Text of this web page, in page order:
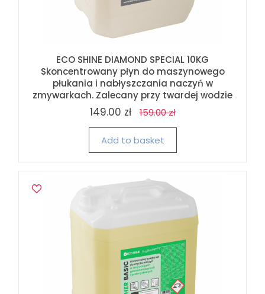
ECO SHINE DIAMOND SPECIAL 10KG
Skoncentrowany płyn do maszynowego
płukania i nabłyszczania naczyń w
zmywarkach. Zalecany przy twardej wodzie
149.00 zł 159.00 zł
Add to basket